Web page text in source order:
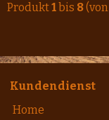
Produkt1 bis 8(von
Kundendienst
Home